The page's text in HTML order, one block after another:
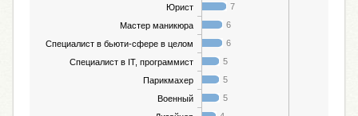
Юрист 7
Мастер маникюра 6
Специалист в бьюти-сфере в целом 6
Специалист в IT, программист 5
Парикмахер 5
Военный 5